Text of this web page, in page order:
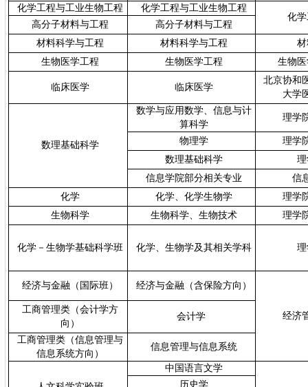
化学工程与工业生物工程
化学工程与工业生物工程
化
高分子材料与工程
高分子材料与工程
材料科学与工程
材料科学与工程
生物医学工程
生物医学工程 生物
临床医学 临床医学
北京协和
大学
数理基础科学
数学与应用数学、信息与计
算科学
理学
物理学
理学
数理基础科学
信息学院部分相关专业
信
化学
化学、化学生物学
理学
生物科学
生物科学、生物技术 理学
化学－生物学基础科学班 化学、生物学及其相关学科
经济与金融（国际班） 经­济与金融（含保险方向）
经济
工商管理类（会计学方
向）
会计学
工商管理类（信息管理与
信息系统方向）
信息管理与信息系统
中国语言文学
历史学